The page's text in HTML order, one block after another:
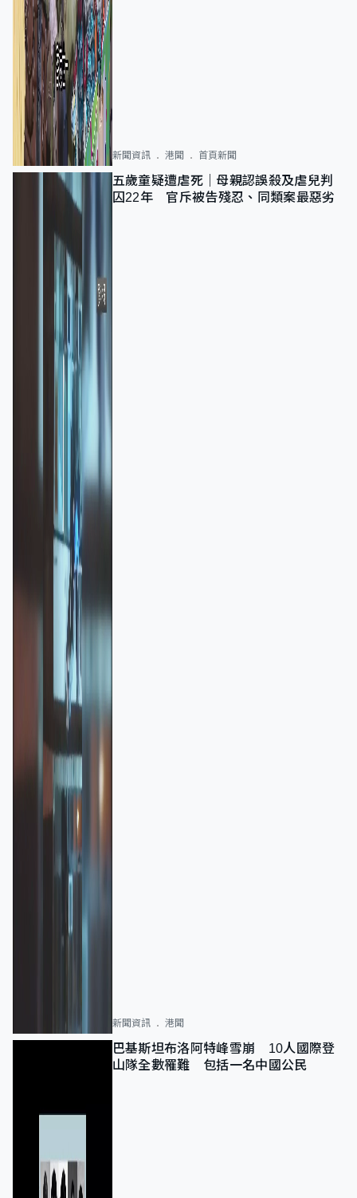
新聞資訊 港聞 首頁新聞
五歲童疑遭虐死｜母親認誤殺及虐兒判
囚22年 官斥被告殘忍、同類案最惡劣
新聞資訊 港聞
巴基斯坦布洛阿特峰雪崩 10人國際登
山隊全數罹難 包括一名中國公民